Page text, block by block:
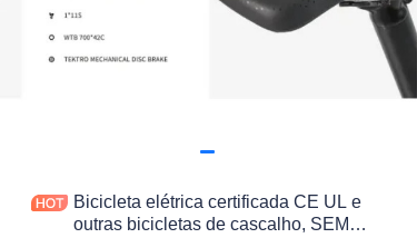
Bicicleta elétrica certificada CE UL e
outras bicicletas de cascalho, SEM
Bases e Processos de Fabricação
Apoiar